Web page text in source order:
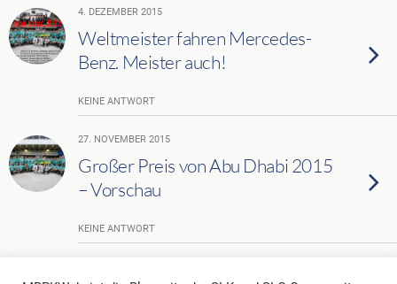
4. DEZEMBER 2015
Weltmeister fahren Mercedes-
Benz. Meister auch!
KEINE ANTWORT
27. NOVEMBER 2015
Großer Preis von Abu Dhabi 2015
– Vorschau
KEINE ANTWORT